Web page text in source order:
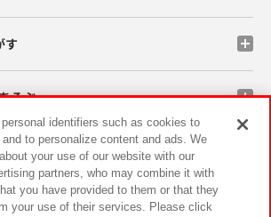
す
そぶ
ペーン
identifiers such as cookies to
to personalize content and ads. We
your use of our website with our
partners, who may combine it with
you have provided to them or that they
your use of their services. Please click